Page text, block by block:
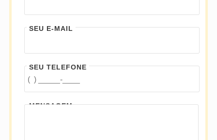
SEU E-MAIL
SEU TELEFONE
MENSAGEM